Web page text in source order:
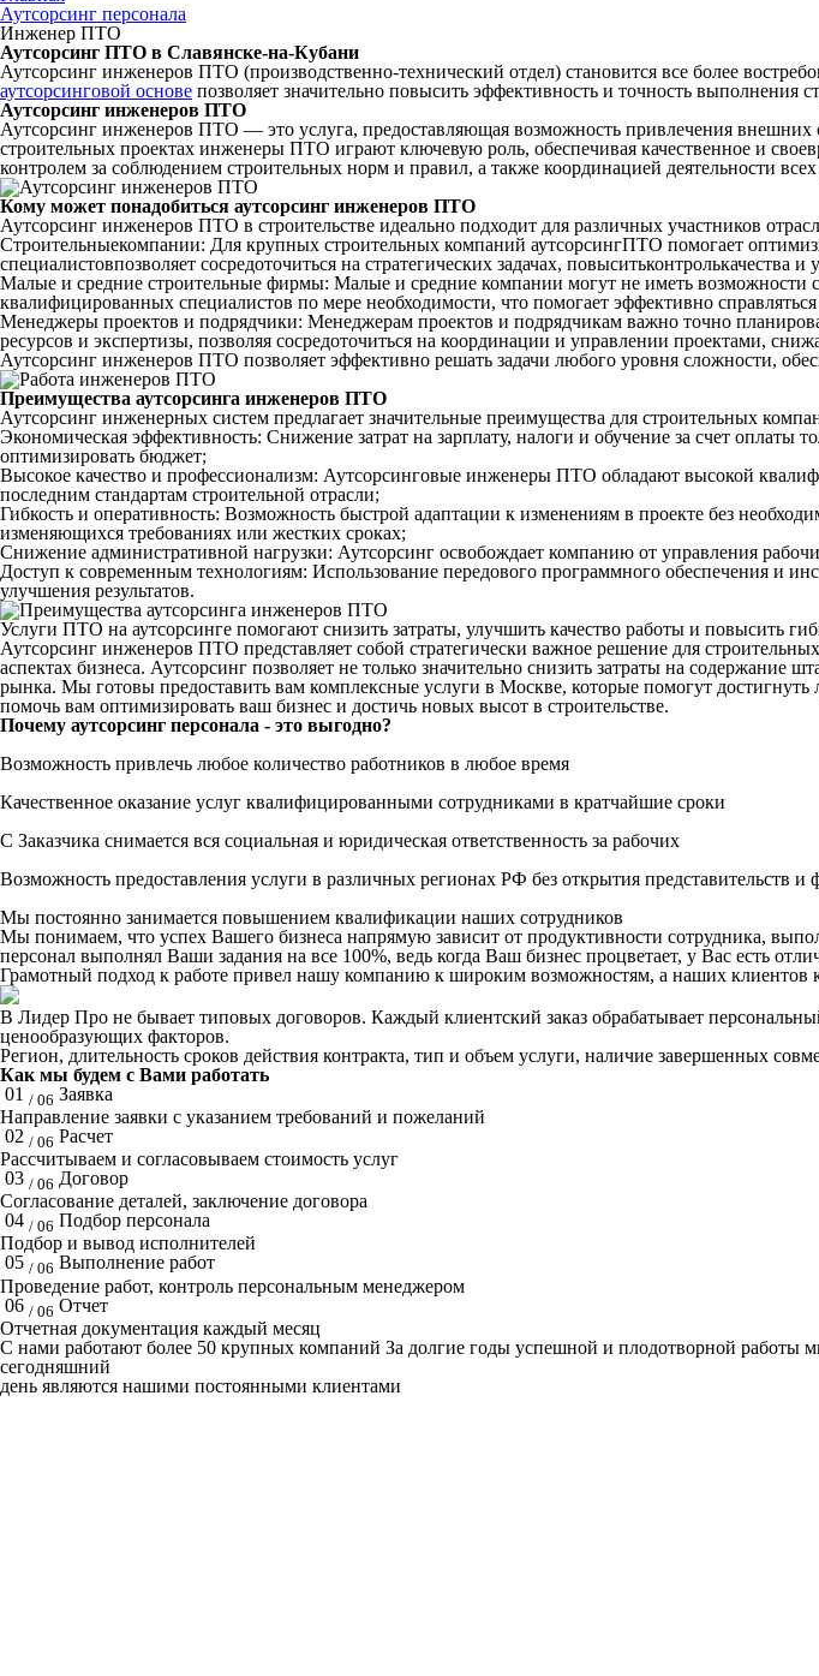
Аутсорсинг персонала
Инженер ПТО
Аутсорсинг ПТО в Славянске-на-Кубани
Аутсорсинг инженеров ПТО (производственно-технический отдел) становится все более
аутсорсинговой основе позволяет значительно повысить эффективность и точность выполнения
Аутсорсинг инженеров ПТО
Аутсорсинг инженеров ПТО — это услуга, предоставляющая возможность привлечения
строительных проектах инженеры ПТО играют ключевую роль, обеспечивая качественное и
контролем за соблюдением строительных норм и правил, а также координацией деятельности всех
Кому может понадобиться аутсорсинг инженеров ПТО
Аутсорсинг инженеров ПТО в строительстве идеально подходит для различных участников
Строительныекомпании: Для крупных строительных компаний аутсорсингПТО помогает
специалистовпозволяет сосредоточиться на стратегических задачах, повыситьконтролькачества
Малые и средние строительные фирмы: Малые и средние компании могут не иметь возможности
квалифицированных специалистов по мере необходимости, что помогает эффективно
Менеджеры проектов и подрядчики: Менеджерам проектов и подрядчикам важно точно
ресурсов и экспертизы, позволяя сосредоточиться на координации и управлении проектами,
Аутсорсинг инженеров ПТО позволяет эффективно решать задачи любого уровня сложности,
Преимущества аутсорсинга инженеров ПТО
Аутсорсинг инженерных систем предлагает значительные преимущества для строительных
Экономическая эффективность: Снижение затрат на зарплату, налоги и обучение за счет
оптимизировать бюджет;
Высокое качество и профессионализм: Аутсорсинговые инженеры ПТО обладают высокой
последним стандартам строительной отрасли;
Гибкость и оперативность: Возможность быстрой адаптации к изменениям в проекте без
изменяющихся требованиях или жестких сроках;
Снижение административной нагрузки: Аутсорсинг освобождает компанию от управления
Доступ к современным технологиям: Использование передового программного обеспечения и
улучшения результатов.
Услуги ПТО на аутсорсинге помогают снизить затраты, улучшить качество работы и повысить
Аутсорсинг инженеров ПТО представляет собой стратегически важное решение для
аспектах бизнеса. Аутсорсинг позволяет не только значительно снизить затраты на
рынка. Мы готовы предоставить вам комплексные услуги в Москве, которые помогут
помочь вам оптимизировать ваш бизнес и достичь новых высот в строительстве.
Почему аутсорсинг персонала - это выгодно?
Возможность привлечь любое количество работников в любое время
Качественное оказание услуг квалифицированными сотрудниками в кратчайшие сроки
С Заказчика снимается вся социальная и юридическая ответственность за рабочих
Возможность предоставления услуги в различных регионах РФ без открытия представительств и
Мы постоянно занимается повышением квалификации наших сотрудников
Мы понимаем, что успех Вашего бизнеса напрямую зависит от продуктивности сотрудника,
персонал выполнял Ваши задания на все 100%, ведь когда Ваш бизнес процветает, у Вас есть
Грамотный подход к работе привел нашу компанию к широким возможностям, а наших
В Лидер Про не бывает типовых договоров. Каждый клиентский заказ обрабатывает
ценообразующих факторов.
Регион, длительность сроков действия контракта, тип и объем услуги, наличие завершенных
Как мы будем с Вами работать
01 / 06 Заявка
Направление заявки с указанием требований и пожеланий
02 / 06 Расчет
Рассчитываем и согласовываем стоимость услуг
03 / 06 Договор
Согласование деталей, заключение договора
04 / 06 Подбор персонала
Подбор и вывод исполнителей
05 / 06 Выполнение работ
Проведение работ, контроль персональным менеджером
06 / 06 Отчет
Отчетная документация каждый месяц
C нами работают более 50 крупных компаний За долгие годы успешной и плодотворной работы
сегодняшний
день являются нашими постоянными клиентами